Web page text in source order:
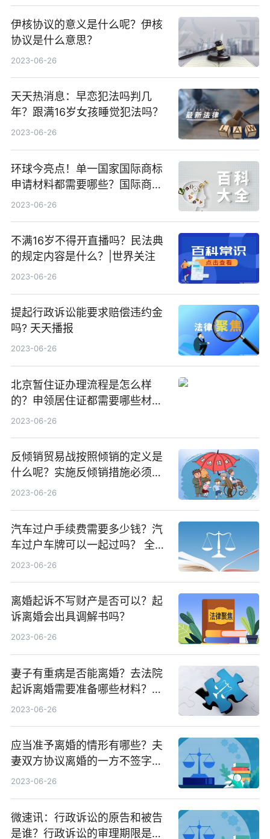
伊核协议的意义是什么呢？伊核
协议是什么意思？
2023-06-26
天天热消息：早恋犯法吗判几
年？跟满16岁女孩睡觉犯法吗？
2023-06-26
环球今亮点！单一国家国际商标
申请材料都需要哪些？国际商标
注册怎么申请？
2023-06-26
不满16岁不得开直播吗？民法典
的规定内容是什么？|世界关注
2023-06-26
提起行政诉讼能要求赔偿违约金
吗? 天天播报
2023-06-26
北京暂住证办理流程是怎么样
的？申领居住证都需要哪些材
料？
2023-06-26
反倾销贸易战按照倾销的定义是
什么呢？实施反倾销措施必须遵
守哪些条件呢？ 新消息
2023-06-26
汽车过户手续费需要多少钱？汽
车过户车牌可以一起过吗？ 全球
看点
2023-06-26
离婚起诉不写财产是否可以？起
诉离婚会出具调解书吗？
2023-06-26
妻子有重病是否能离婚？去法院
起诉离婚需要准备哪些材料？妻
子在生病期间是可以提出离婚的
2023-06-26
应当准予离婚的情形有哪些？夫
妻双方协议离婚的一方不签字可
以去办理离婚吗？ 焦点快看
2023-06-26
微速讯：行政诉讼的原告和被告
是谁？行政诉讼的审理期限是对